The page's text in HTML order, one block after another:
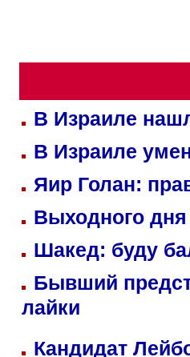
В Израиле
В Израиле
Яир Голан:
Выходного
Шакед: буду
Бывший
лайки
Кандидат